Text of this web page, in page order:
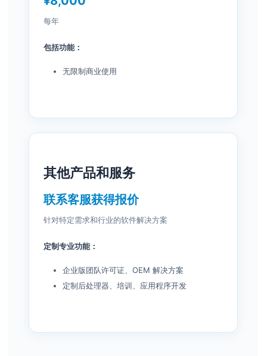
每年
包括功能：
无限制商业使用
其他产品和服务
联系客服获得报价
针对特定需求和行业的软件解决方案
定制专业功能：
企业版团队许可证、OEM 解决方案
定制后处理器、培训、应用程序开发